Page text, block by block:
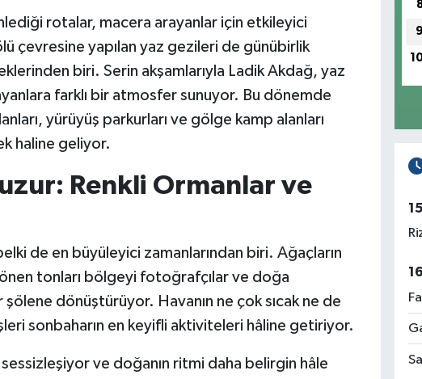
rotalar, macera arayanlar için etkileyici
çevresine yapılan yaz gezileri de günübirlik
biri. Serin akşamlarıyla Ladik Akdağ, yaz
farklı bir atmosfer sunuyor. Bu dönemde
yürüyüş parkurları ve gölge kamp alanları
haline geliyor.
Renkli Ormanlar ve
de en büyüleyici zamanlarından biri. Ağaçların
tonları bölgeyi fotoğrafçılar ve doğa
dönüştürüyor. Havanın ne çok sıcak ne de
sonbaharın en keyifli aktiviteleri hâline getiriyor.
ve doğanın ritmi daha belirgin hâle
9